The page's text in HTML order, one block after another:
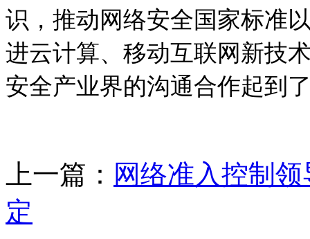
识，推动网络安全国家标准
进云计算、移动互联网新技
安全产业界的沟通合作起到
上一篇： 网络准入控制
定